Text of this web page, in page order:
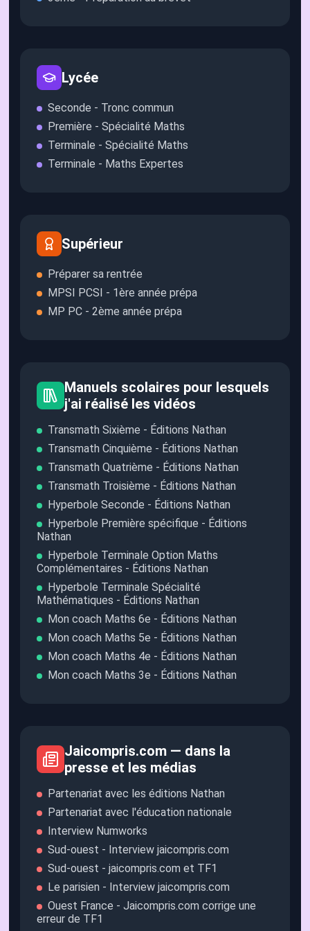
Lycée
Seconde - Tronc commun
Première - Spécialité Maths
Terminale - Spécialité Maths
Terminale - Maths Expertes
Supérieur
Préparer sa rentrée
MPSI PCSI - 1ère année prépa
MP PC - 2ème année prépa
Manuels scolaires pour lesquels
j'ai réalisé les vidéos
Transmath Sixième - Éditions Nathan
Transmath Cinquième - Éditions Nathan
Transmath Quatrième - Éditions Nathan
Transmath Troisième - Éditions Nathan
Hyperbole Seconde - Éditions Nathan
Hyperbole Première spécifique - Éditions
Nathan
Hyperbole Terminale Option Maths
Complémentaires - Éditions Nathan
Hyperbole Terminale Spécialité
Mathématiques - Éditions Nathan
Mon coach Maths 6e - Éditions Nathan
Mon coach Maths 5e - Éditions Nathan
Mon coach Maths 4e - Éditions Nathan
Mon coach Maths 3e - Éditions Nathan
Jaicompris.com — dans la
presse et les médias
Partenariat avec les éditions Nathan
Partenariat avec l'éducation nationale
Interview Numworks
Sud-ouest - Interview jaicompris.com
Sud-ouest - jaicompris.com et TF1
Le parisien - Interview jaicompris.com
Ouest France - Jaicompris.com corrige une
erreur de TF1